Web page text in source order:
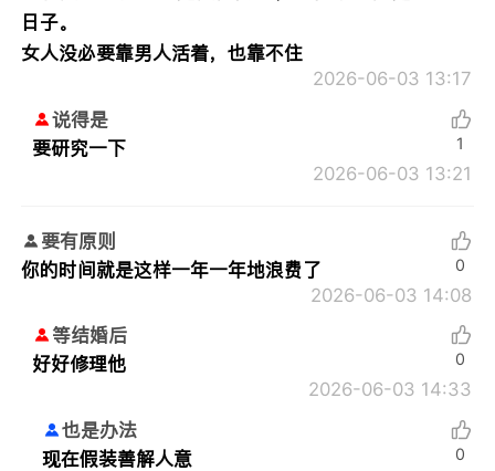
日子。
女人没必要靠男人活着，也靠不住
2026-06-03 13:17
说得是
要研究一下
2026-06-03 13:21
1
要有原则
你的时间就是这样一年一年地浪费了
2026-06-03 14:08
0
等结婚后
好好修理他
2026-06-03 14:33
0
也是办法
现在假装善解人意
0